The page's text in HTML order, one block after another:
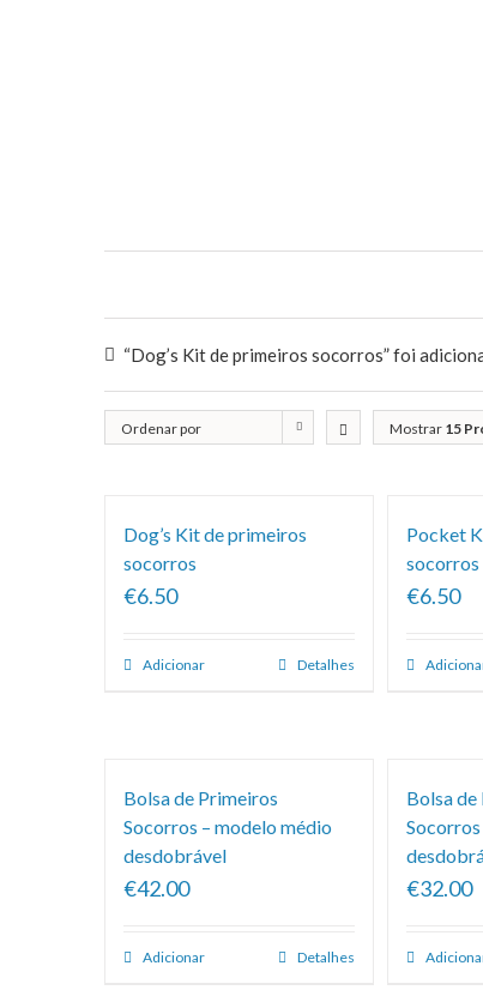
“Dog’s Kit de primeiros socorros” foi
Ordenar por
Mostrar 15
Dog’s Kit de primeiros
socorros
€6.50
Adicionar Detalhes
Pocket
socorros
€6.50
Bolsa de Primeiros
Socorros – modelo médio
desdobrável
€42.00
Adicionar Detalhes
Bolsa
€32.00